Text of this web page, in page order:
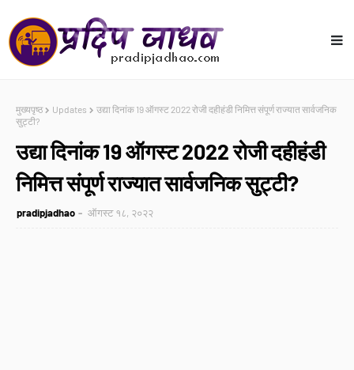
मुख्यपृष्ठ Updates
उद्या दिनांक 19 ऑगस्ट 2022 रोजी दहीहंडी निमित्त संपूर्ण राज्यात सार्वजनिक
सुट्टी?
उद्या दिनांक 19 ऑगस्ट 2022 रोजी दहीहंडी
निमित्त संपूर्ण राज्यात सार्वजनिक सुट्टी?
pradipjadhao ऑगस्ट १८, २०२२